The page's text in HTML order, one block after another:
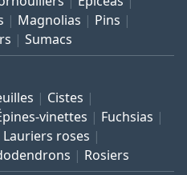
Magnolias
Pins
Sumacs
Cistes
vinettes
Fuchsias
Lauriers roses
Rosiers